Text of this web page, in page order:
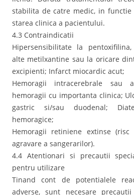
stabilita de catre medic, in functie
starea clinica a pacientului.
4.3 Contraindicatii
Hipersensibilitate la
alte metilxantine sau la oricare
excipienti; Infarct miocardic acut;
Hemoragii intracerebrale sau
hemoragii cu importanta clinica;
gastric si/sau duodenal;
hemoragice;
Hemoragii retiniene extinse (risc
agravare a sangerarilor).
4.4 Atentionari si precautii
pentru utilizare
Tinand cont de potentialele
adverse, sunt necesare